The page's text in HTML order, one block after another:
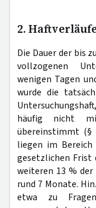
2.
Die Dauer der bis
vollzogenen
wenigen Tagen
wurde die
häufig nicht
übereinstimmt (§
liegen im
gesetzlichen Frist
weiteren 13 %
rund 7 Monate.
etwa zu